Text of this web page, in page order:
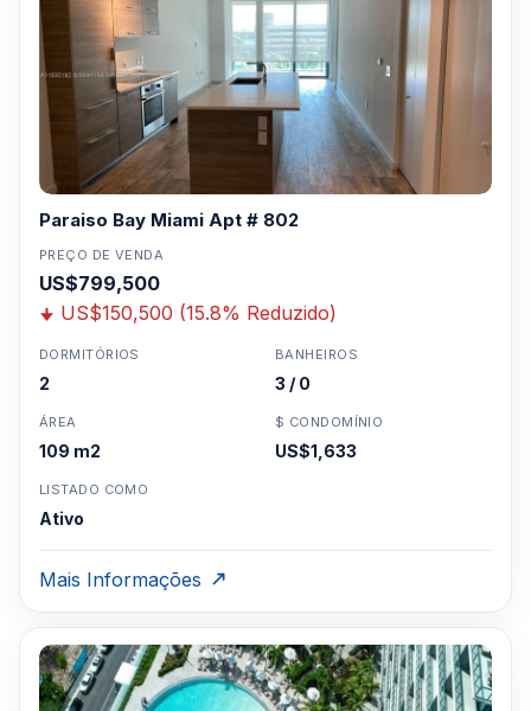
Paraiso Bay Miami Apt # 802
PREÇO DE VENDA
US$799,500
US$150,500 (15.8% Reduzido)
DORMITÓRIOS
2
BANHEIROS
3 / 0
ÁREA
109 m2
$ CONDOMÍNIO
US$1,633
LISTADO COMO
Ativo
Mais Informações